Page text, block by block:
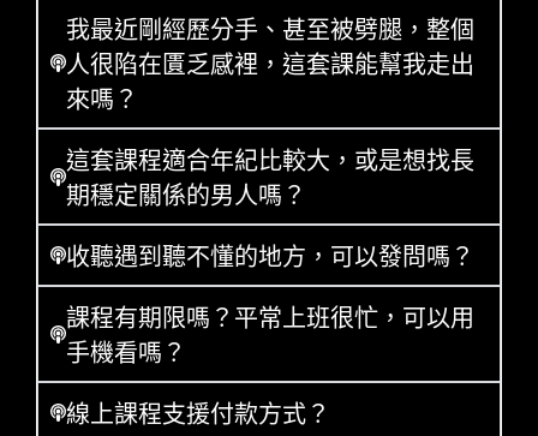
我最近剛經歷分手、甚至被劈腿，整個
人很陷在匱乏感裡，這套課能幫我走出
來嗎？
這套課程適合年紀比較大，或是想找長
期穩定關係的男人嗎？
收聽遇到聽不懂的地方，可以發問嗎？
課程有期限嗎？平常上班很忙，可以用
手機看嗎？
線上課程支援付款方式？